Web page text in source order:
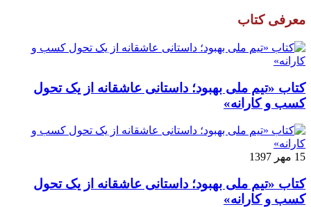
معرفی کتاب
کتاب «تیم ملی بهبود؛ داستانی عاشقانه از یک تحول
کسب و کارانه»
15 مهر 1397
کتاب «تیم ملی بهبود؛ داستانی عاشقانه از یک تحول
کسب و کارانه»